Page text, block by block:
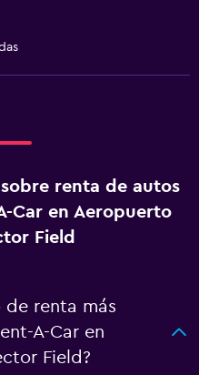
renta de autos
Car en Aeropuerto
Field
renta más
A-Car en
Field?